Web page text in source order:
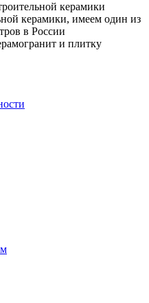
керамики
керамики, имеем один из
в России
и плитку